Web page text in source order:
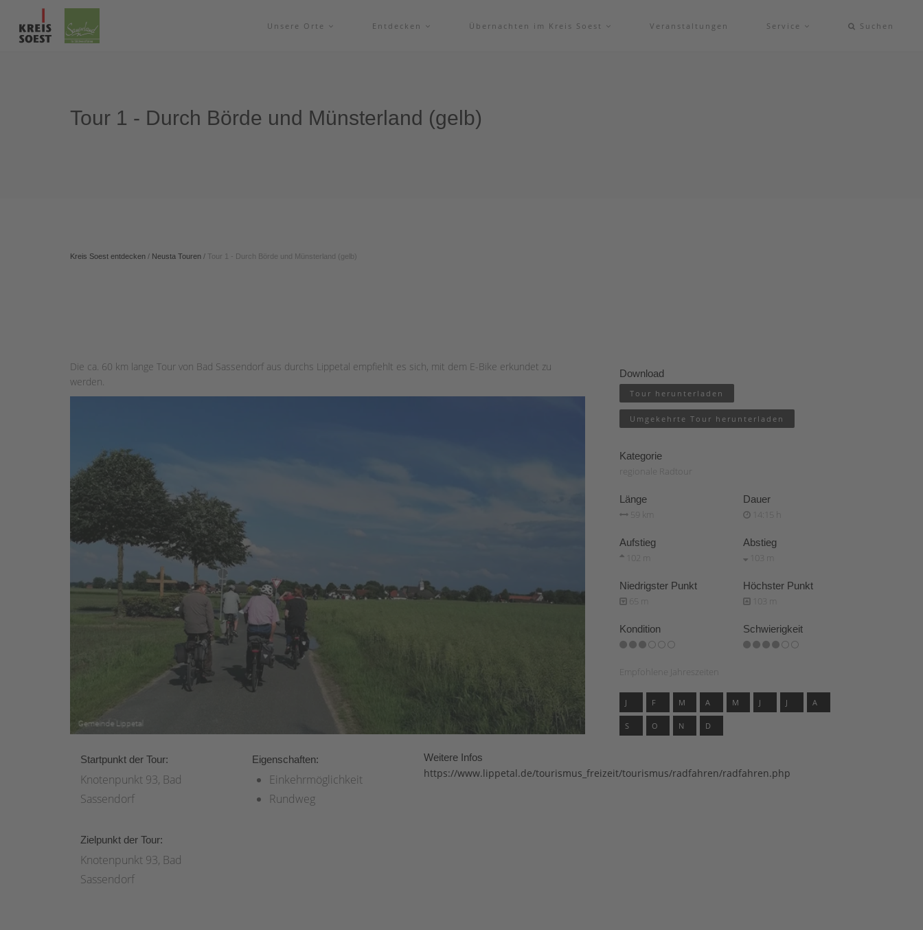
Unsere Orte Entdecken Übernachten im Kreis Soest Veranstaltungen Service Suchen
Tour 1 - Durch Börde und Münsterland (gelb)
Kreis Soest entdecken / Neusta Touren / Tour 1 - Durch Börde und Münsterland (gelb)
Die ca. 60 km lange Tour von Bad Sassendorf aus durchs Lippetal empfiehlt es sich, mit dem E-Bike erkundet zu
werden.
Startpunkt der Tour:
Knotenpunkt 93, Bad
Sassendorf
Zielpunkt der Tour:
Knotenpunkt 93, Bad
Sassendorf
Eigenschaften:
Einkehrmöglichkeit
Rundweg
Weitere Infos
https://www.lippetal.de/tourismus_freizeit/tourismus/radfahren/radfahren.php
Download
Tour herunterladen
Umgekehrte Tour herunterladen
Kategorie
regionale Radtour
Länge
59 km
Dauer
14:15 h
Aufstieg
102 m
Abstieg
103 m
Niedrigster Punkt
65 m
Höchster Punkt
103 m
Kondition Schwierigkeit
Empfohlene Jahreszeiten
J F M A M J J A
S O N D